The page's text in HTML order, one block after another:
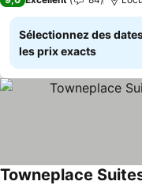
Sélectionnez des
les prix exacts
Towneplace